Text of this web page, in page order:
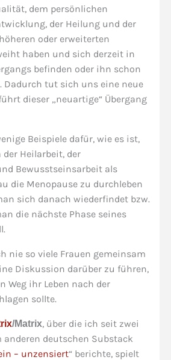
dem persönlichen
der Heilung und der
oder erweiterten
haben und sich derzeit in
befinden oder ihn schon
Dadurch tut sich uns eine neue
dieser „neuartige“ Übergang
Beispiele dafür, wie es ist,
Heilarbeit, der
Bewusstseinsarbeit als
die Menopause zu durchleben
sich danach wiederfindet bzw.
die nächste Phase seines
nie so viele Frauen gemeinsam
Diskussion darüber zu führen,
Weg ihr Leben nach der
sollte.
/Matrix, über die ich seit zwei
deutschen Substack
– unzensiert“ berichte, spielt